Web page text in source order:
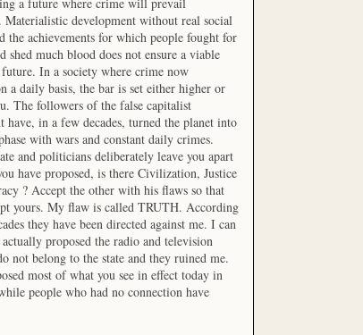
Materialistic development without real social
the achievements for which people fought for
shed much blood does not ensure a viable
In a society where crime now
a daily basis, the bar is set either higher or
The followers of the false capitalist
have, in a few decades, turned the planet into
with wars and constant daily crimes.
and politicians deliberately leave you apart
have proposed, is there Civilization, Justice
? Accept the other with his flaws so that
yours. My flaw is called TRUTH. According
they have been directed against me. I can
proposed the radio and television
not belong to the state and they ruined me.
most of what you see in effect today in
people who had no connection have